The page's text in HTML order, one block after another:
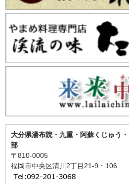
大分県湯布院・九重・阿蘇くじゅう
部
〒810-0005
福岡市中央区清川2丁目21-9・106